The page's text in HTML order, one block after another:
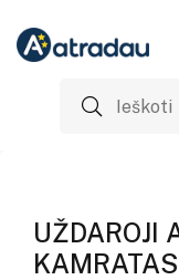
UŽDAROJI
KAMRATAS